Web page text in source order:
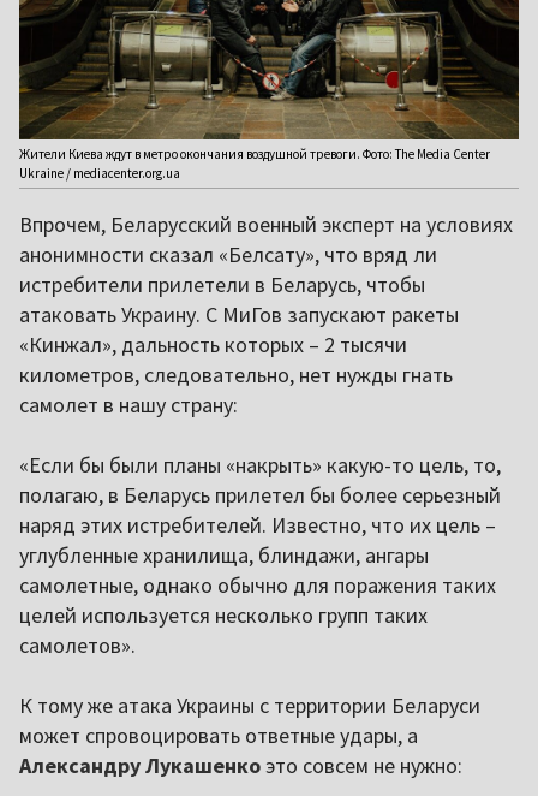
Жители Киева ждут в метро окончания воздушной тревоги. Фото: The Media Center
Ukraine / mediacenter.org.ua
Впрочем, Беларусский военный эксперт на условиях
анонимности сказал «Белсату», что вряд ли
истребители прилетели в Беларусь, чтобы
атаковать Украину. С МиГов запускают ракеты
«Кинжал», дальность которых – 2 тысячи
километров, следовательно, нет нужды гнать
самолет в нашу страну:
«Если бы были планы «накрыть» какую-то цель, то,
полагаю, в Беларусь прилетел бы более серьезный
наряд этих истребителей. Известно, что их цель –
углубленные хранилища, блиндажи, ангары
самолетные, однако обычно для поражения таких
целей используется несколько групп таких
самолетов».
К тому же атака Украины с территории Беларуси
может спровоцировать ответные удары, а
Александру Лукашенкоэто совсем не нужно: